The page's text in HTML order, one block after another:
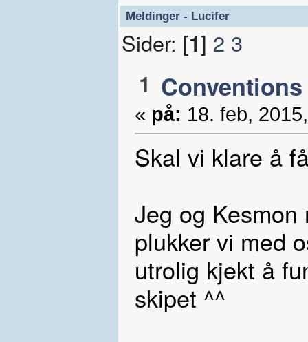
Meldinger - Lucifer
Sider: [1] 2 3
1 Conventions
« på: 18. feb,
Skal vi klare å
Jeg og
plukker vi med
utrolig kjekt å
skipet ^^